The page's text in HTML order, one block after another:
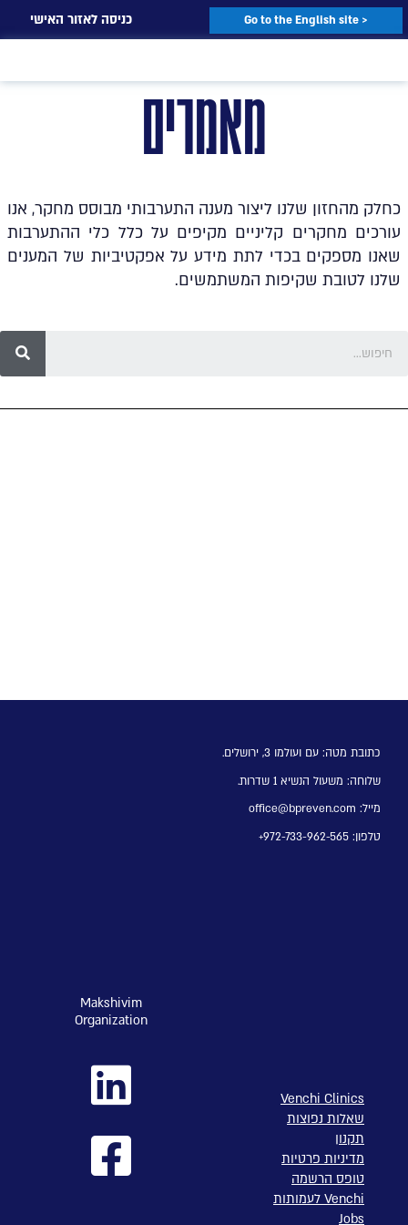
< Go to the English site כניסה לאזור האישי
מאמרים
כחלק מהחזון שלנו ליצור מענה התערבותי מבוסס מחקר, אנו
עורכים מחקרים קליניים מקיפים על כלל כלי ההתערבות
שאנו מספקים בכדי לתת מידע על אפקטיביות של המענים
שלנו לטובת שקיפות המשתמשים.
כתובת מטה: עם ועולמו 3, ירושלים.
שלוחה: משעול הנשיא 1 שדרות.
מייל: office@bpreven.com
טלפון: 972-733-962-565+
Venchi Clinics
שאלות נפוצות
תקנון
מדיניות פרטיות
טופס הרשמה
Venchi לעמותות
Jobs
Makshivim
Organization